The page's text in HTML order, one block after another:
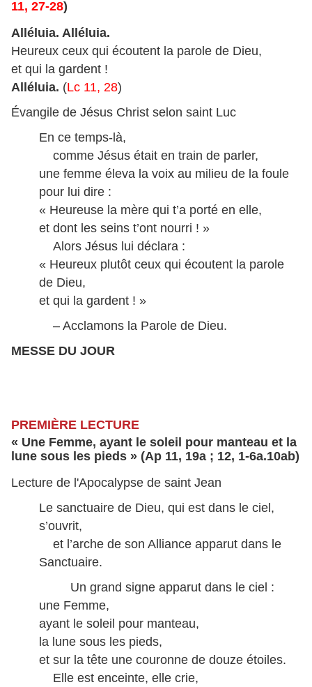
11, 27-28)
Alléluia. Alléluia.
Heureux ceux qui écoutent la parole de Dieu,
et qui la gardent !
Alléluia. (Lc 11, 28)
Évangile de Jésus Christ selon saint Luc
En ce temps-là,
comme Jésus était en train de parler,
une femme éleva la voix au milieu de la foule
pour lui dire :
« Heureuse la mère qui t’a porté en elle,
et dont les seins t’ont nourri ! »
Alors Jésus lui déclara :
« Heureux plutôt ceux qui écoutent la parole
de Dieu,
et qui la gardent ! »
– Acclamons la Parole de Dieu.
MESSE DU JOUR
PREMIÈRE LECTURE
« Une Femme, ayant le soleil pour manteau et la
lune sous les pieds » (Ap 11, 19a ; 12, 1-6a.10ab)
Lecture de l'Apocalypse de saint Jean
Le sanctuaire de Dieu, qui est dans le ciel,
s’ouvrit,
et l’arche de son Alliance apparut dans le
Sanctuaire.
Un grand signe apparut dans le ciel :
une Femme,
ayant le soleil pour manteau,
la lune sous les pieds,
et sur la tête une couronne de douze étoiles.
Elle est enceinte, elle crie,